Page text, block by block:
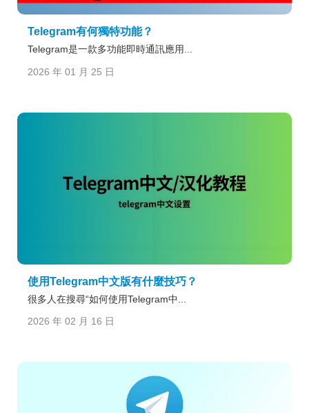
Telegram有何獨特功能？
Telegram是一款多功能即時通訊應用...
2026 年 01 月 25 日
使用Telegram中文版有什麼技巧？
很多人在搜尋“如何使用Telegram中...
2026 年 02 月 16 日